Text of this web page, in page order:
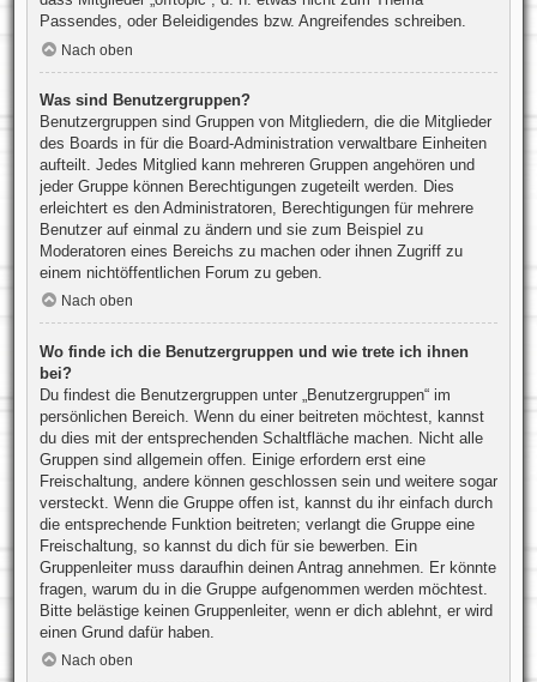
Passendes, oder Beleidigendes bzw. Angreifendes schreiben.
Nach oben
Was sind Benutzergruppen?
Benutzergruppen sind Gruppen von Mitgliedern, die die Mitglieder
des Boards in für die Board-Administration verwaltbare Einheiten
aufteilt. Jedes Mitglied kann mehreren Gruppen angehören und
jeder Gruppe können Berechtigungen zugeteilt werden. Dies
erleichtert es den Administratoren, Berechtigungen für mehrere
Benutzer auf einmal zu ändern und sie zum Beispiel zu
Moderatoren eines Bereichs zu machen oder ihnen Zugriff zu
einem nichtöffentlichen Forum zu geben.
Nach oben
Wo finde ich die Benutzergruppen und wie trete ich ihnen
bei?
Du findest die Benutzergruppen unter „Benutzergruppen“ im
persönlichen Bereich. Wenn du einer beitreten möchtest, kannst
du dies mit der entsprechenden Schaltfläche machen. Nicht alle
Gruppen sind allgemein offen. Einige erfordern erst eine
Freischaltung, andere können geschlossen sein und weitere sogar
versteckt. Wenn die Gruppe offen ist, kannst du ihr einfach durch
die entsprechende Funktion beitreten; verlangt die Gruppe eine
Freischaltung, so kannst du dich für sie bewerben. Ein
Gruppenleiter muss daraufhin deinen Antrag annehmen. Er könnte
fragen, warum du in die Gruppe aufgenommen werden möchtest.
Bitte belästige keinen Gruppenleiter, wenn er dich ablehnt, er wird
einen Grund dafür haben.
Nach oben